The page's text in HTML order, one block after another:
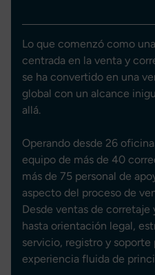
Lo que comenzó como
centrada en la venta y
se ha convertido en una
global con un alcance
allá.
Operando desde 26
equipo de más de 40
más de 75 personal de
aspecto del proceso de
Desde ventas de corretaje
hasta orientación legal,
servicio, registro y
experiencia fluida de